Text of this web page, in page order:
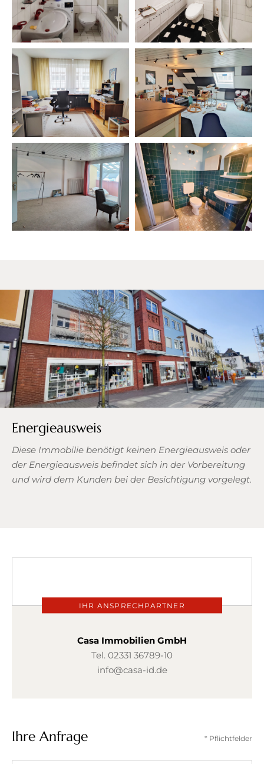
Energieausweis
Diese Immobilie benötigt keinen Energieausweis oder
der Energieausweis befindet sich in der Vorbereitung
und wird dem Kunden bei der Besichtigung vorgelegt.
Ihre Anfrage * Pflichtfelder
IHR ANSPRECHPARTNER
Casa Immobilien GmbH
Tel. 02331 36789-10
info@casa-id.de